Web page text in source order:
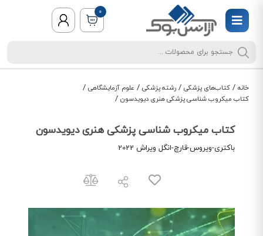
0
خانه / کتاب‌های پزشکی / رشته پزشکی / علوم آزمایشگاهی /
کتاب میکروب شناسی پزشکی هنری دیویدسون /
کتاب میکروب شناسی پزشکی هنری دیویدسون
باکتری-ویروس-قارچ-انگل ویراش 2022